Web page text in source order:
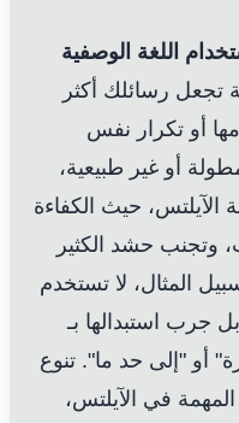
اللغة الوصفية
تجعل رسائلك أكثر
أو تكرار نفس
أو غير طبيعية،
الآيلتس، حيث الكفاءة
وتجنب حشد الكثير
المثال، لا تستخدم
جرب استبدالها بـ
أو "إلى حد ما". تنوع
المهمة في الآيلتس،